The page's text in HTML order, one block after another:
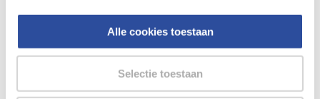
Alle cookies toestaan
Selectie toestaan
Altijd onze folder bij de hand
Check onze folders ⁠bij AlleFolders.